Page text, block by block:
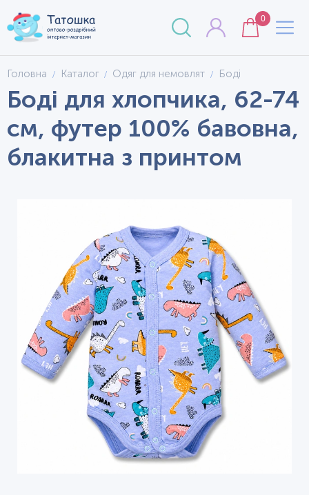
0
Головна Каталог Одяг для немовлят Боді
Боді для хлопчика, 62-74
см, футер 100% бавовна,
блакитна з принтом